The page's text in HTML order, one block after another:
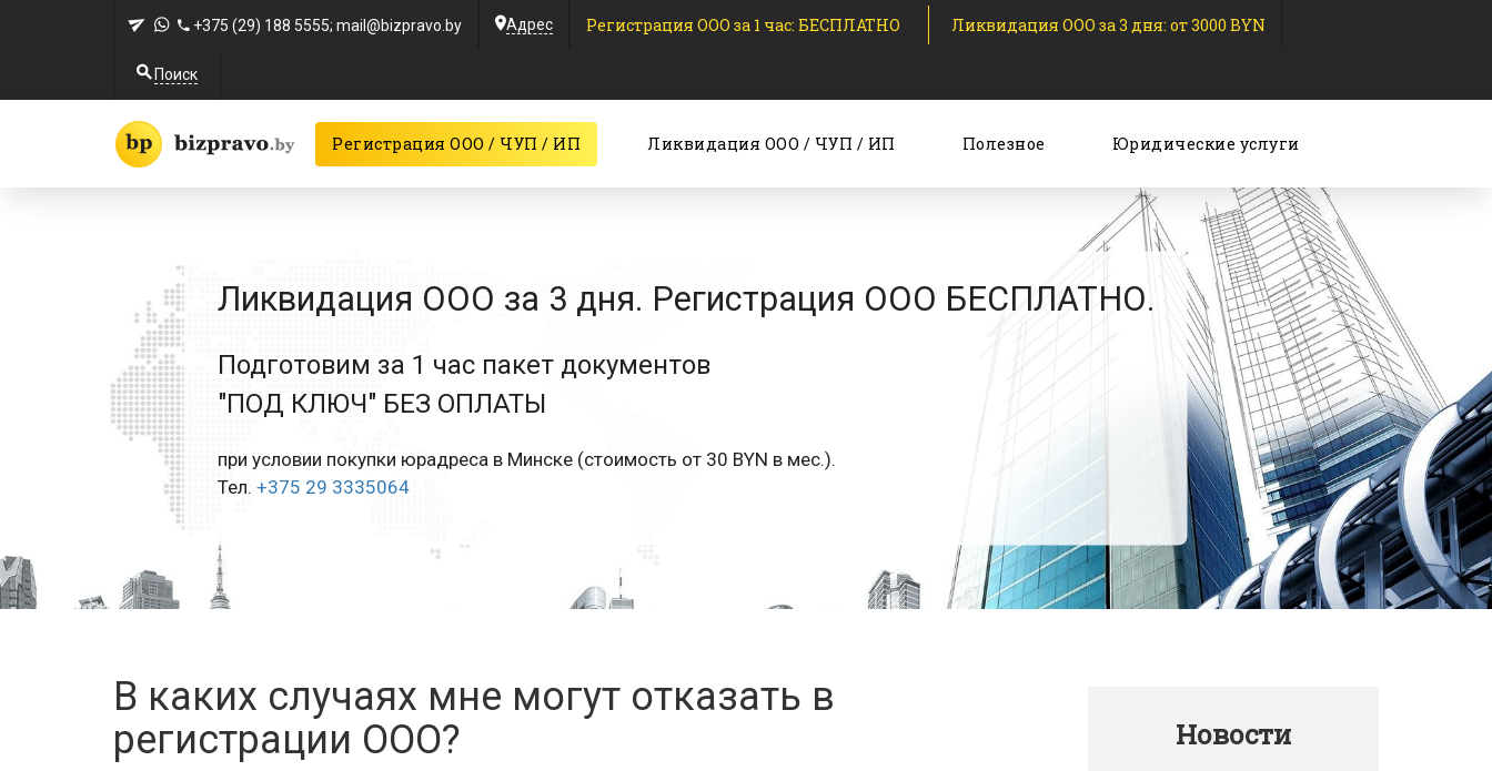
+375 (29) 188 5555; mail@bizpravo.by Адрес Регистрация ООО за 1 час: БЕСПЛАТНО Ликвидация ООО за 3 дня: от 3000 BYN
Поиск
Регистрация ООО / ЧУП / ИП Ликвидация ООО / ЧУП / ИП Полезное Юридические услуги
Ликвидация ООО за 3 дня. Регистрация ООО БЕСПЛАТНО.
Подготовим за 1 час пакет документов
"ПОД КЛЮЧ" БЕЗ ОПЛАТЫ
при условии покупки юрадреса в Минске (стоимость от 30 BYN в мес.).
Тел. +375 29 3335064
В каких случаях мне могут отказать в
регистрации ООО?
Новости